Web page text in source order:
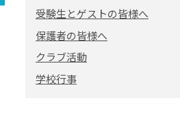
受験生とゲストの皆様へ
保護者の皆様へ
クラブ活動
学校行事